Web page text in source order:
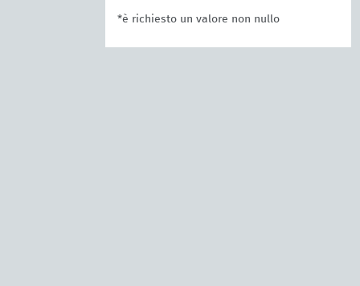
*è richiesto un valore non nullo